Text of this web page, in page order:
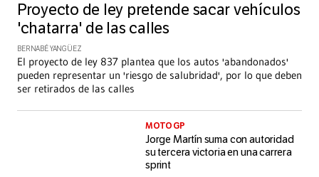
Proyecto de ley pretende sacar vehículos
'chatarra' de las calles
BERNABÉ YANGÜEZ
El proyecto de ley 837 plantea que los autos 'abandonados'
pueden representar un 'riesgo de salubridad', por lo que deben
ser retirados de las calles
MOTO GP
Jorge Martín suma con autoridad
su tercera victoria en una carrera
sprint